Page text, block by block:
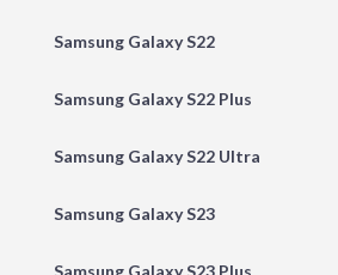
Samsung Galaxy S22
Samsung Galaxy S22 Plus
Samsung Galaxy S22 Ultra
Samsung Galaxy S23